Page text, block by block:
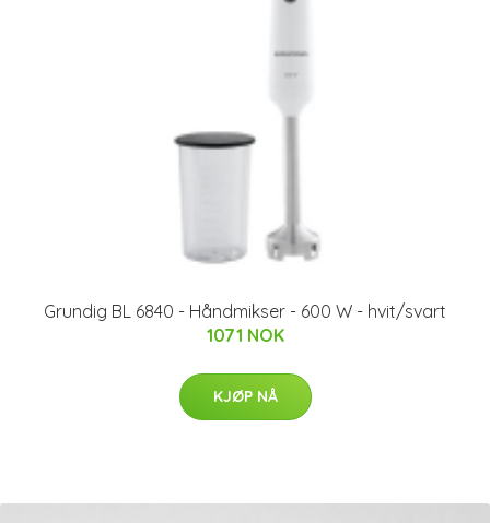
Grundig BL 6840 - Håndmikser - 600 W - hvit/svart
1071 NOK
KJØP NÅ